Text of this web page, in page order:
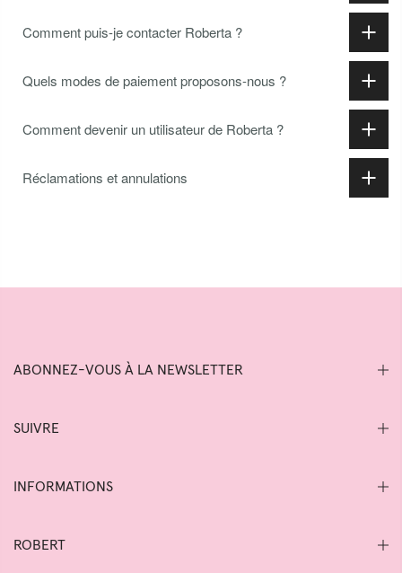
Comment puis-je contacter Roberta ?
Quels modes de paiement proposons-nous ?
Comment devenir un utilisateur de Roberta ?
Réclamations et annulations
ABONNEZ-VOUS À LA NEWSLETTER
SUIVRE
INFORMATIONS
ROBERT